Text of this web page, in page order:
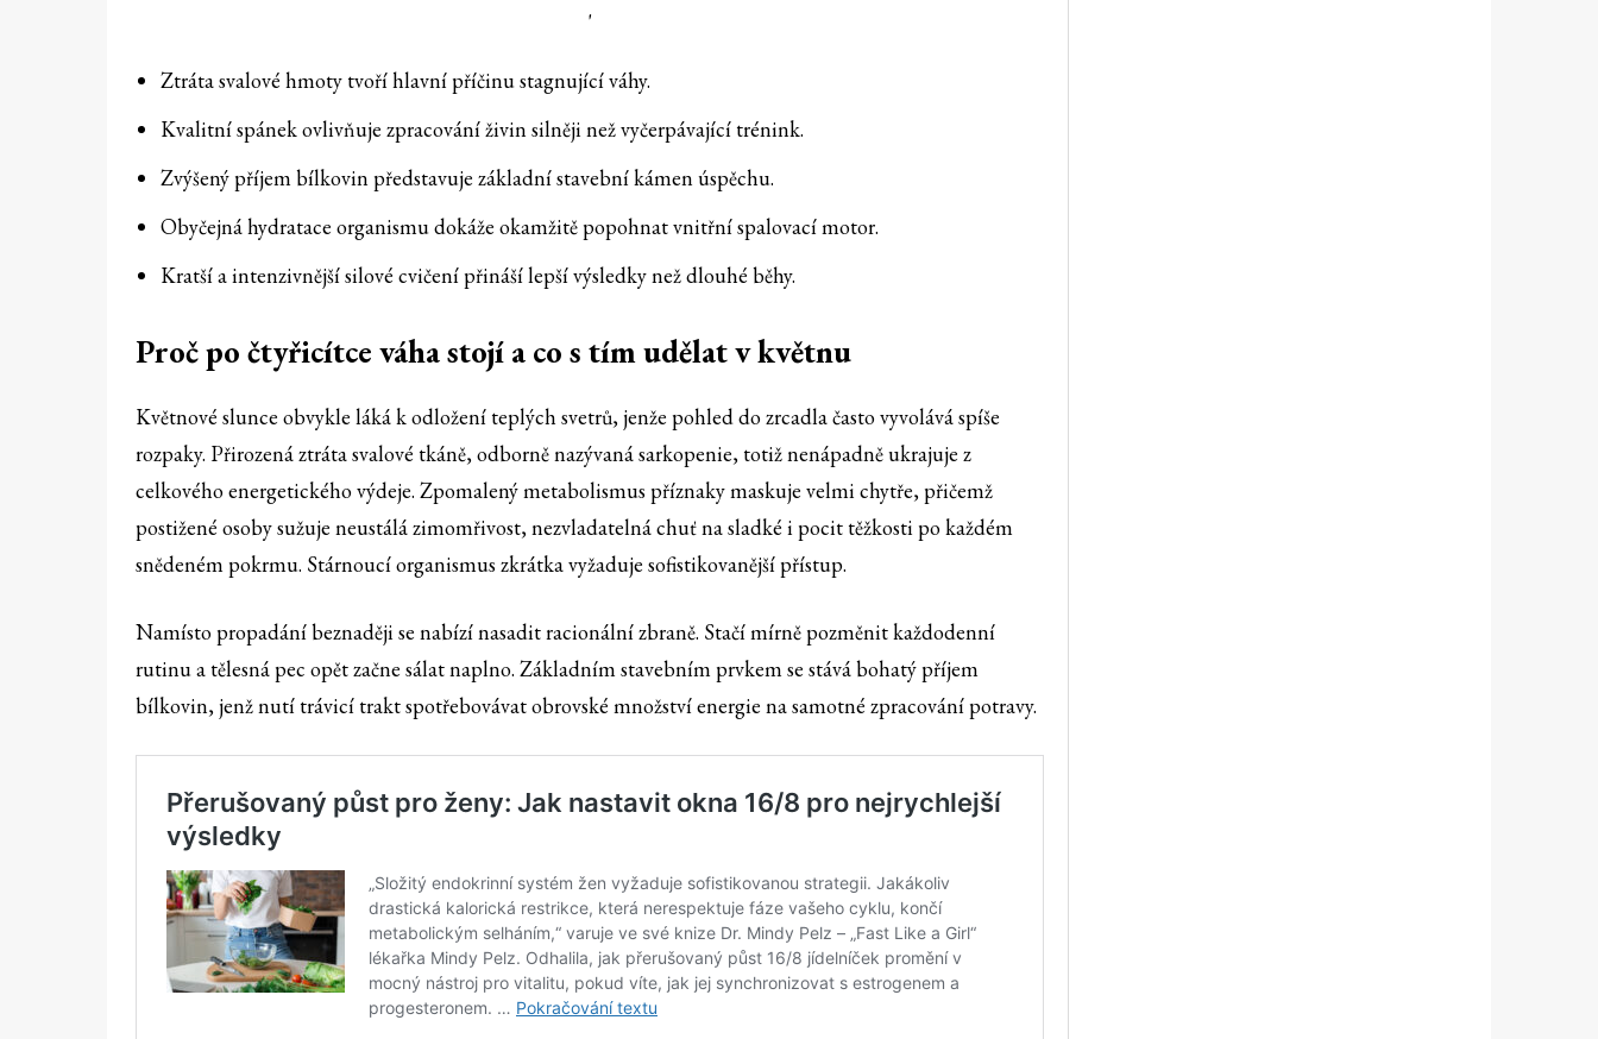
'
Ztráta svalové hmoty tvoří hlavní příčinu stagnující váhy.
Kvalitní spánek ovlivňuje zpracování živin silněji než vyčerpávající trénink.
Zvýšený příjem bílkovin představuje základní stavební kámen úspěchu.
Obyčejná hydratace organismu dokáže okamžitě popohnat vnitřní spalovací motor.
Kratší a intenzivnější silové cvičení přináší lepší výsledky než dlouhé běhy.
Proč po čtyřicítce váha stojí a co s tím udělat v květnu
Květnové slunce obvykle láká k odložení teplých svetrů, jenže pohled do zrcadla často vyvolává spíše
rozpaky. Přirozená ztráta svalové tkáně, odborně nazývaná sarkopenie, totiž nenápadně ukrajuje z
celkového energetického výdeje. Zpomalený metabolismus příznaky maskuje velmi chytře, přičemž
postižené osoby sužuje neustálá zimomřivost, nezvladatelná chuť na sladké i pocit těžkosti po každém
snědeném pokrmu. Stárnoucí organismus zkrátka vyžaduje sofistikovanější přístup.
Namísto propadání beznaději se nabízí nasadit racionální zbraně. Stačí mírně pozměnit každodenní
rutinu a tělesná pec opět začne sálat naplno. Základním stavebním prvkem se stává bohatý příjem
bílkovin, jenž nutí trávicí trakt spotřebovávat obrovské množství energie na samotné zpracování potravy.